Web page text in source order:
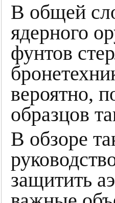
В общей
ядерного
фунтов
вероятно,
образцов
В обзоре
защитить